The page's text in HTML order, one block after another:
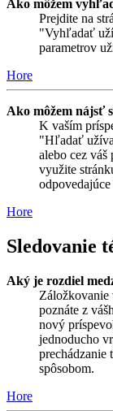
Ako môžem
Prejdite na
"Vyhľadať
parametrov
Hore
Ako môžem nájsť
K vaším
"Hľadať
alebo cez
využite
Hore
Sledovanie
Aký je rozdiel
poznáte z
nový
jednoducho
prechádzanie
spôsobom.
Hore